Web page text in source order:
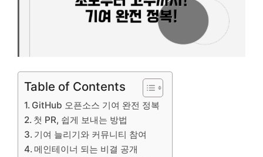
Table of Contents
GitHub 오픈소스 기여 완전 정복
첫 PR, 쉽게 보내는 방법
기여 늘리기와 커뮤니티 참여
메인테이너 되는 비결 공개